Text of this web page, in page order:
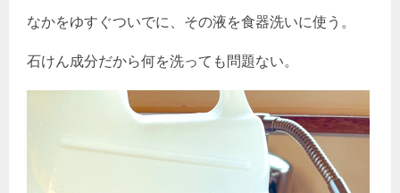
なかをゆすぐついでに、その液を食器洗いに使う。
石けん成分だから何を洗っても問題ない。